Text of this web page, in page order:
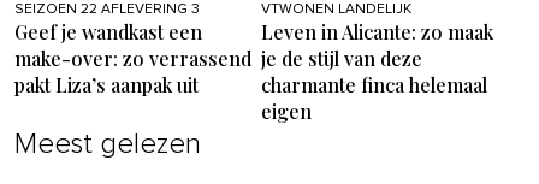
SEIZOEN 22 AFLEVERING 3
Geef je wandkast een
make-over: zo verrassend
pakt Liza’s aanpak uit
VTWONEN LANDELIJK
Leven in Alicante: zo maak
je de stijl van deze
charmante finca helemaal
eigen
Meest gelezen